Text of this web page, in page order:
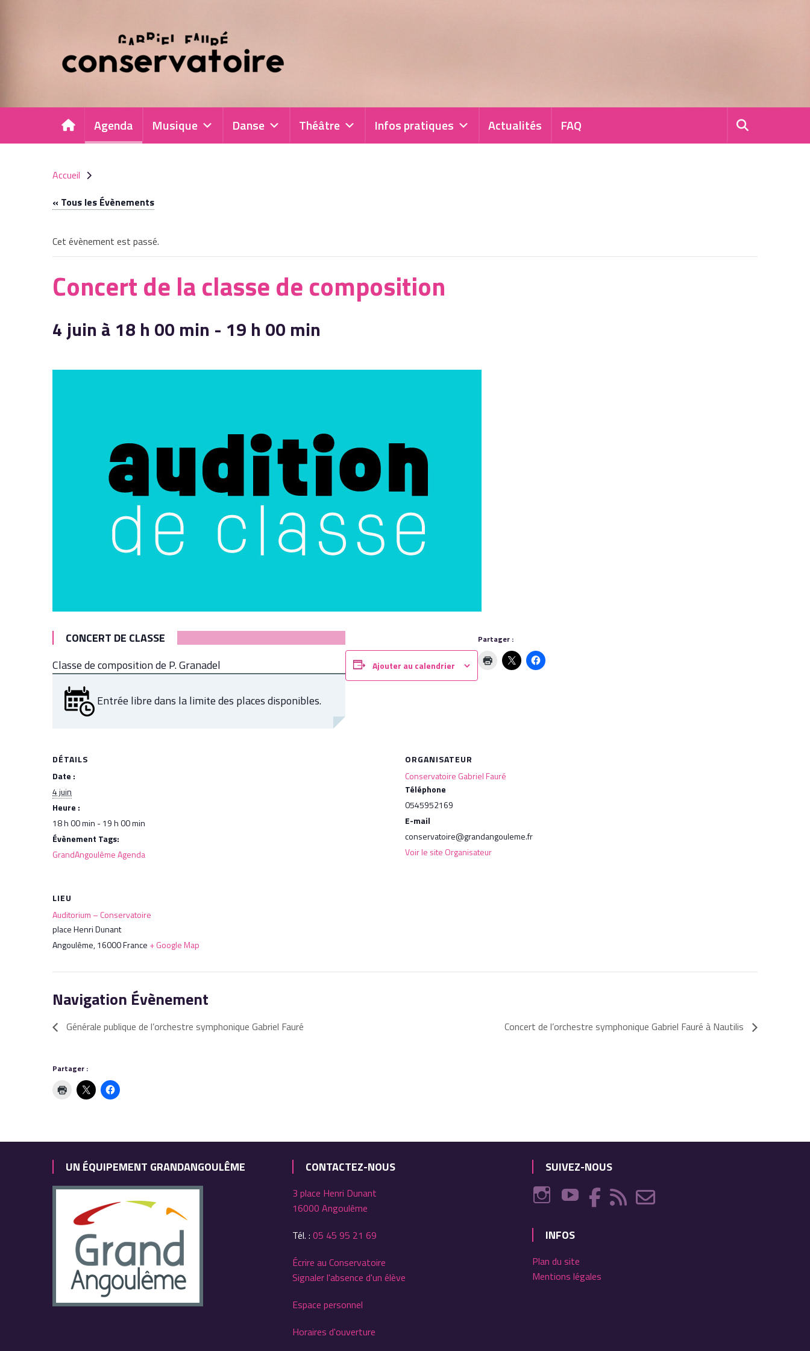
Agenda Musique Danse Théâtre Infos pratiques Actualités FAQ
Accueil
« Tous les Évènements
Cet évènement est passé.
Concert de la classe de composition
4 juin à 18 h 00 min - 19 h 00 min
CONCERT DE CLASSE
Classe de composition de P. Granadel
Entrée libre dans la limite des places disponibles.
Ajouter au calendrier
DÉTAILS
Date :
4 juin
Heure :
18 h 00 min - 19 h 00 min
Évènement Tags:
GrandAngoulême Agenda
ORGANISATEUR
Conservatoire Gabriel Fauré
Téléphone
0545952169
E-mail
conservatoire@grandangouleme.fr
Voir le site Organisateur
LIEU
Auditorium – Conservatoire
place Henri Dunant
Angoulême,16000France + Google Map
Partager :
Navigation Évènement
Générale publique de l’orchestre symphonique Gabriel Fauré Concert de l’orchestre symphonique Gabriel Fauré à Nautilis
Partager :
UN ÉQUIPEMENT GRANDANGOULÊME CONTACTEZ-NOUS
3 place Henri Dunant
16000 Angoulême
Tél. :05 45 95 21 69
Écrire au Conservatoire
Signaler l'absence d'un élève
Espace personnel
Horaires d'ouverture
SUIVEZ-NOUS
INFOS
Plan du site
Mentions légales